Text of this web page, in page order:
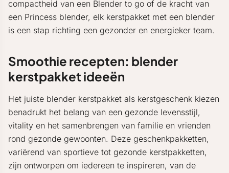
compactheid van een Blender to go of de kracht van
een Princess blender, elk kerstpakket met een blender
is een stap richting een gezonder en energieker team.
Smoothie recepten: blender
kerstpakket ideeën
Het juiste blender kerstpakket als kerstgeschenk kiezen
benadrukt het belang van een gezonde levensstijl,
vitality en het samenbrengen van familie en vrienden
rond gezonde gewoonten. Deze geschenkpakketten,
variërend van sportieve tot gezonde kerstpakketten,
zijn ontworpen om iedereen te inspireren, van de